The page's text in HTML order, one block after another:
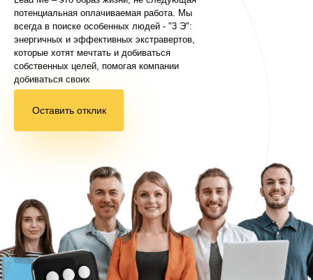
потенциальная оплачиваемая работа. Мы
всегда в поиске особенных людей - "3 Э":
энергичных и эффективных экстравертов,
которые хотят мечтать и добиваться
собственных целей, помогая компании
добиваться своих
Оставить отклик